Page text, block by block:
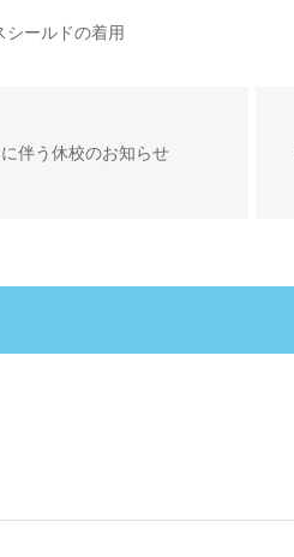
シールドの着用
伴う休校のお知らせ